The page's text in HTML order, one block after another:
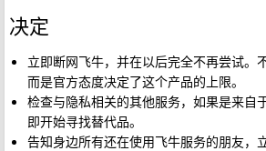
决定
立即断网飞牛，并在以后完全不再尝试。
而是官方态度决定了这个产品的上限。
检查与隐私相关的其他服务，如果是来自
即开始寻找替代品。
告知身边所有还在使用飞牛服务的朋友，